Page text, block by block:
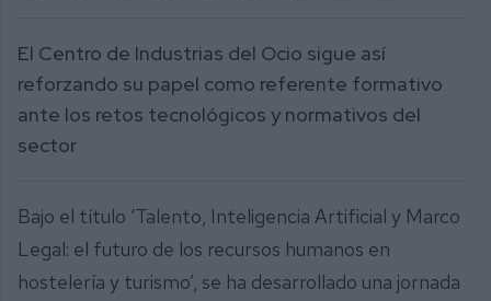
El Centro de Industrias del Ocio sigue así
reforzando su papel como referente formativo
ante los retos tecnológicos y normativos del
sector
Bajo el título ‘Talento, Inteligencia Artificial y Marco
Legal: el futuro de los recursos humanos en
hostelería y turismo’, se ha desarrollado una jornada